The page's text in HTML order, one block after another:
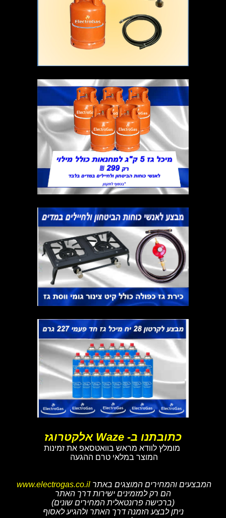
כתובתנו ב- Waze אלקטרוגז
מומלץ לוודא מראש בוואטסאפ את זמינות
המוצר במלאי טרם ההגעה
המבצעים והמחירים המוצגים באתר www.electrogas.co.il
הם רק למזמינים ישירות דרך האתר
(ברכישה פרונטאלית המחירים שונים)
ניתן לבצע הזמנה דרך האתר ולהגיע לאסוף